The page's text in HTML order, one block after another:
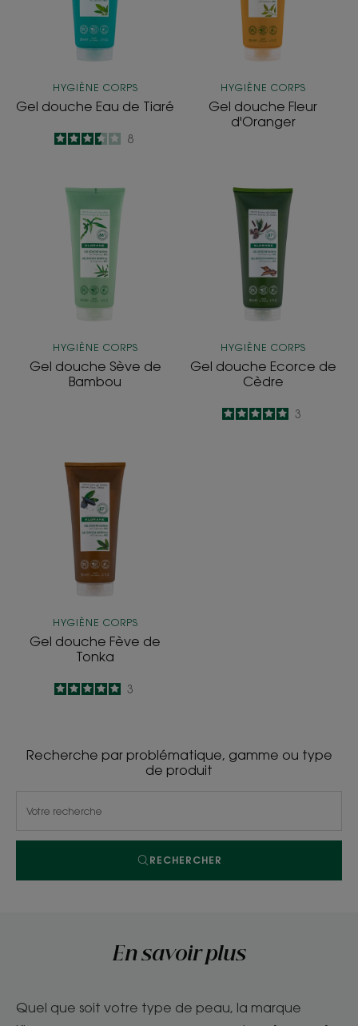
HYGIÈNE CORPS
Gel douche Eau de Tiaré
3.5
/
5
8
HYGIÈNE CORPS
Gel douche Fleur
d'Oranger
Gel
douche
Sève
de
Bambou
HYGIÈNE CORPS
Gel douche Sève de
Bambou
Gel
douche
Ecorce
de
Cèdre
HYGIÈNE CORPS
Gel douche Ecorce de
Cèdre
5
/
5
3
Gel
douche
Fève
de
Tonka
HYGIÈNE CORPS
Gel douche Fève de
Tonka
5
/
5
3
Recherche par problématique, gamme ou type
de produit
RECHERCHER
En savoir plus
Quel que soit votre type de peau, la marque